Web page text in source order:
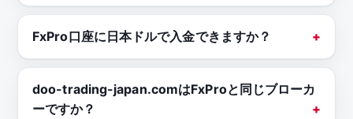
FxPro口座に日本ドルで入金できますか？
doo-trading-japan.comはFxProと同じブローカ
ーですか？